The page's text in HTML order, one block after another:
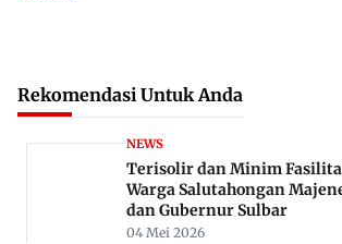
Rekomendasi Untuk Anda
NEWS
Terisolir dan Minim
Warga Salutahongan
dan Gubernur Sulbar
04 Mei 2026